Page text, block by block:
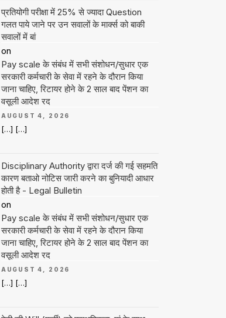
प्रतियोगी परीक्षा में 25% से ज्यादा Question
गलत पाये जाने पर उन सवालों के मार्क्स को बाकी
सवालों में बां
on
Pay scale के संबंध में सभी संशोधन/सुधार एक
सरकारी कर्मचारी के सेवा में रहने के दौरान किया
जाना चाहिए, रिटायर होने के 2 साल बाद पेंशन का
वसूली आदेश रद
AUGUST 4, 2026
[…] […]
Disciplinary Authority द्वारा दर्ज की गई सहमति
कारण बताओ नोटिस जारी करने का बुनियादी आधार
होती है - Legal Bulletin
on
Pay scale के संबंध में सभी संशोधन/सुधार एक
सरकारी कर्मचारी के सेवा में रहने के दौरान किया
जाना चाहिए, रिटायर होने के 2 साल बाद पेंशन का
वसूली आदेश रद
AUGUST 4, 2026
[…] […]